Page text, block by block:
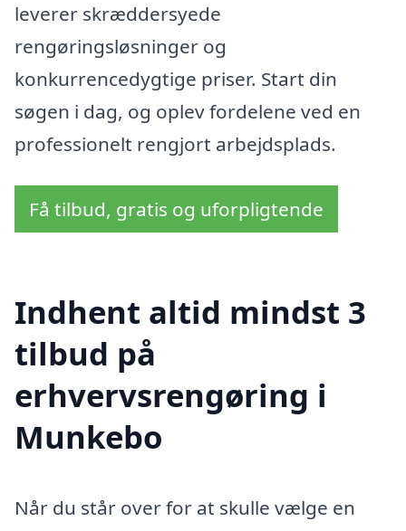
leverer skræddersyede
rengøringsløsninger og
konkurrencedygtige priser. Start din
søgen i dag, og oplev fordelene ved en
professionelt rengjort arbejdsplads.
Få tilbud, gratis og uforpligtende
Indhent altid mindst 3
tilbud på
erhvervsrengøring i
Munkebo
Når du står over for at skulle vælge en